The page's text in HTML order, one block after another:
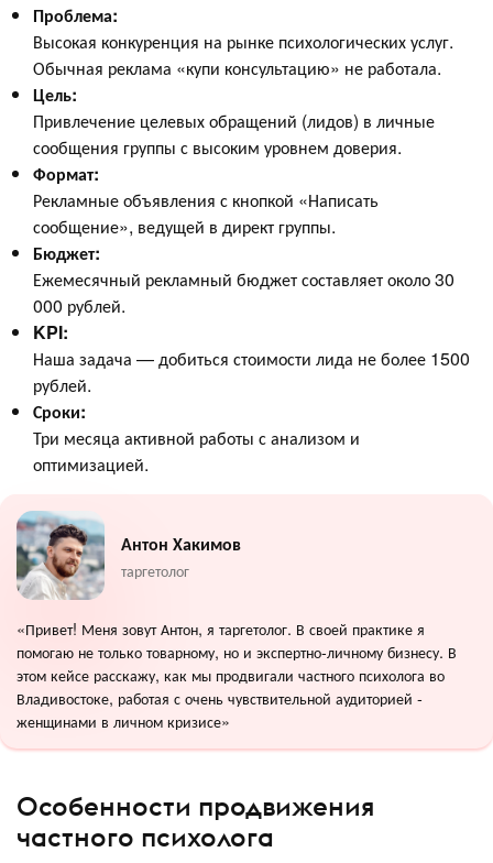
Проблема:
Высокая конкуренция на рынке психологических услуг.
Обычная реклама «купи консультацию» не работала.
Цель:
Привлечение целевых обращений (лидов) в личные
сообщения группы с высоким уровнем доверия.
Формат:
Рекламные объявления с кнопкой «Написать
сообщение», ведущей в директ группы.
Бюджет:
Ежемесячный рекламный бюджет составляет около 30
000 рублей.
KPI:
Наша задача — добиться стоимости лида не более 1500
рублей.
Сроки:
Три месяца активной работы с анализом и
оптимизацией.
Антон Хакимов
таргетолог
«Привет! Меня зовут Антон, я таргетолог. В своей практике я
помогаю не только товарному, но и экспертно-личному бизнесу. В
этом кейсе расскажу, как мы продвигали частного психолога во
Владивостоке, работая с очень чувствительной аудиторией -
женщинами в личном кризисе»
Особенности продвижения
частного психолога